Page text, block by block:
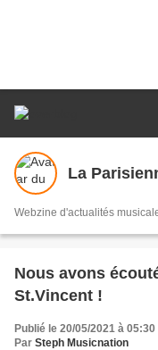
La
Webzine d'actualités
Nous avons
St.Vincent !
Publié le 20/05/2021 à 05:30
Par Steph Musicnation